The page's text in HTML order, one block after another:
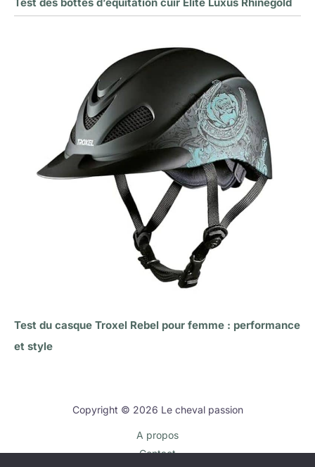
Test du casque Troxel Rebel pour femme : performance
et style
Copyright © 2026 Le cheval passion
A propos
Contact